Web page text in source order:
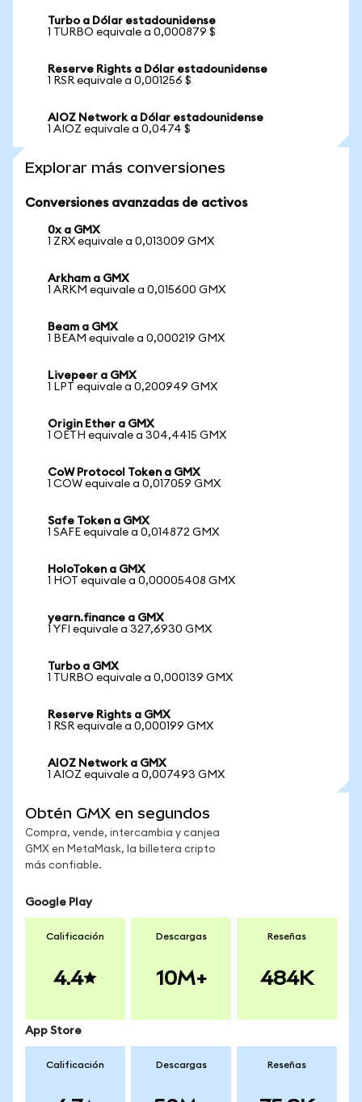
Turbo a Dólar estadounidense
1 TURBO equivale a 0,000879 $
Reserve Rights a Dólar estadounidense
1 RSR equivale a 0,001256 $
AIOZ Network a Dólar estadounidense
1 AIOZ equivale a 0,0474 $
Explorar más conversiones
Conversiones avanzadas de activos
0x a GMX
1 ZRX equivale a 0,013009 GMX
Arkham a GMX
1 ARKM equivale a 0,015600 GMX
Beam a GMX
1 BEAM equivale a 0,000219 GMX
Livepeer a GMX
1 LPT equivale a 0,200949 GMX
Origin Ether a GMX
1 OETH equivale a 304,4415 GMX
CoW Protocol Token a GMX
1 COW equivale a 0,017059 GMX
Safe Token a GMX
1 SAFE equivale a 0,014872 GMX
HoloToken a GMX
1 HOT equivale a 0,00005408 GMX
yearn.finance a GMX
1 YFI equivale a 327,6930 GMX
Turbo a GMX
1 TURBO equivale a 0,000139 GMX
Reserve Rights a GMX
1 RSR equivale a 0,000199 GMX
AIOZ Network a GMX
1 AIOZ equivale a 0,007493 GMX
Obtén GMX en segundos
Compra, vende, intercambia y canjea
GMX en MetaMask, la billetera cripto
más confiable.
Google Play
Calificación
4.4
Descargas
10M+
Reseñas
484K
App Store
Calificación Descargas Reseñas